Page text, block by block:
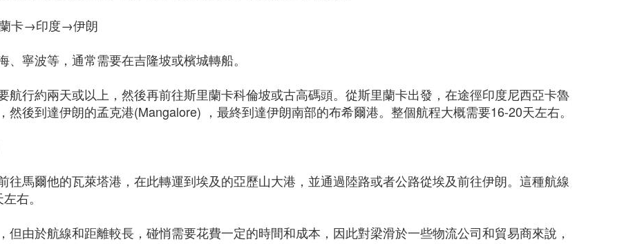
卡→印度→伊朗
寧波等，通常需要在吉隆坡或檳城轉船。
航行約兩天或以上，然後再前往斯里蘭卡科倫坡或古高碼頭。從斯里蘭卡出發，在途徑印度尼西亞卡魯
後到達伊朗的孟克港(Mangalore) ，最終到達伊朗南部的布希爾港。整個航程大概需要16-20天左右。
往馬爾他的瓦萊塔港，在此轉運到埃及的亞歷山大港，並通過陸路或者公路從埃及前往伊朗。這種航線
右。
由於航線和距離較長，碰悄需要花費一定的時間和成本，因此對梁滑於一些物流公司和貿易商來說，